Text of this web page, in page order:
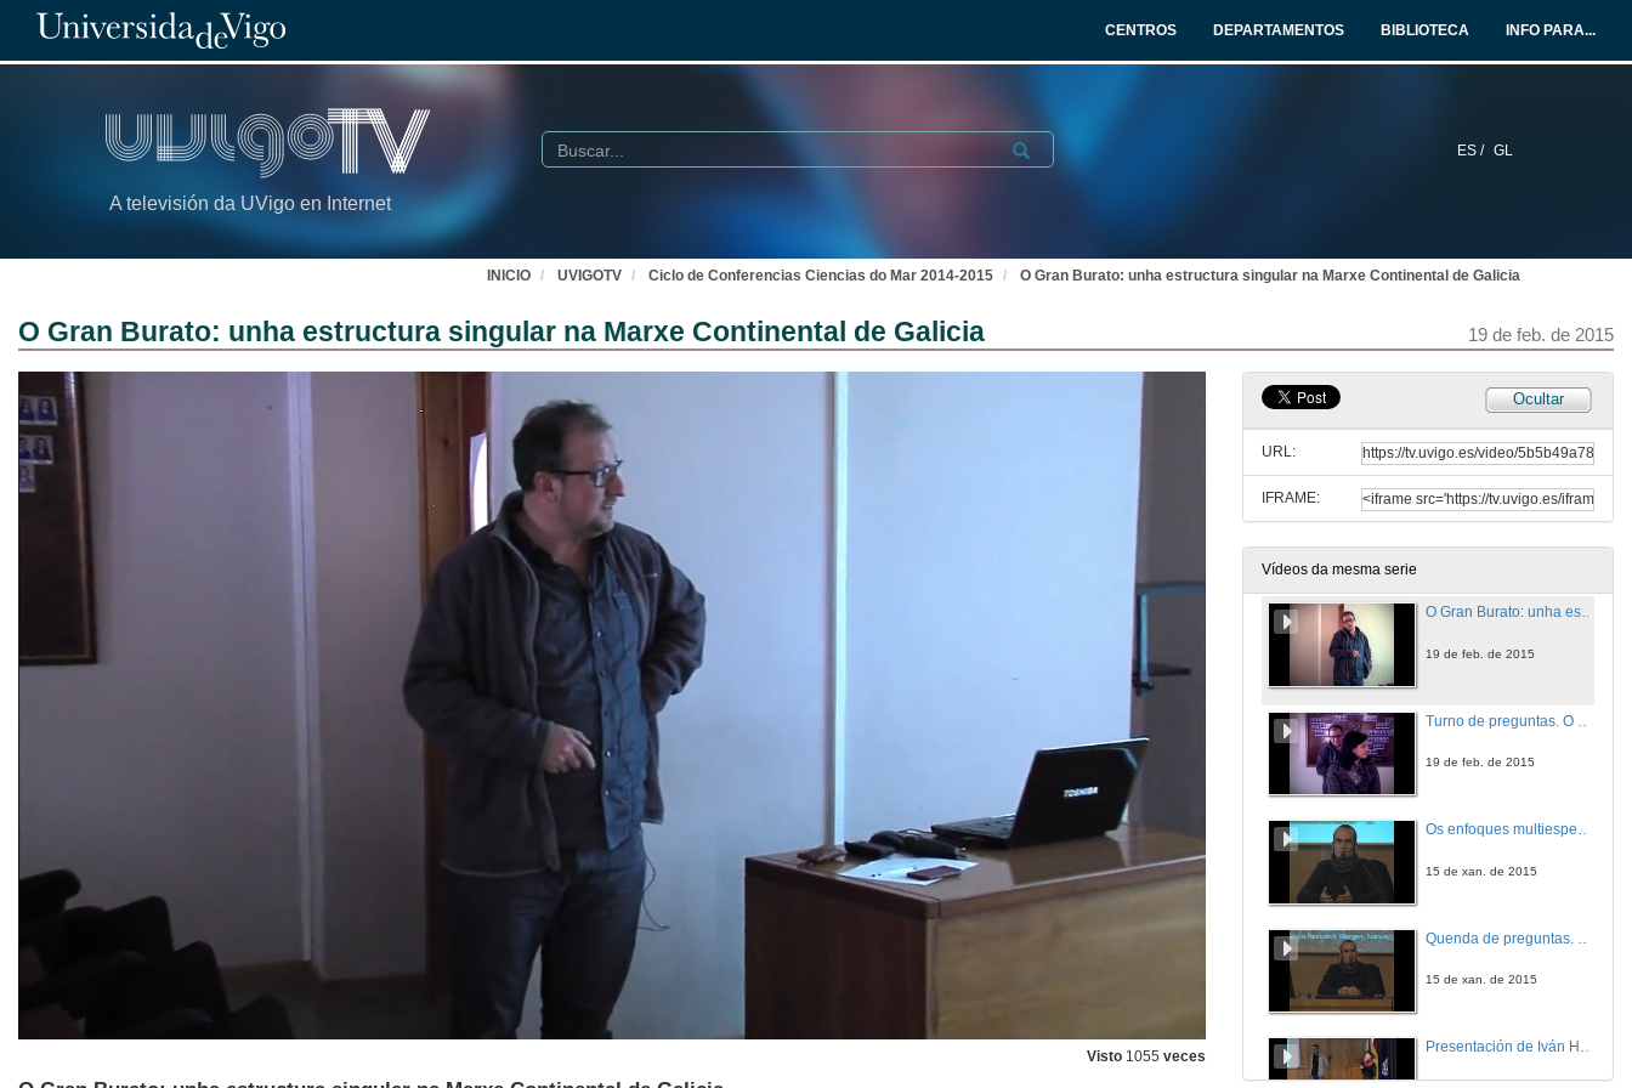
CENTROS DEPARTAMENTOS BIBLIOTECA INFO PARA...
A televisión da UVigo en Internet
ES / GL
Buscar Submit
INICIO UVIGOTV Ciclo de Conferencias Ciencias do Mar 2014-2015 O Gran Burato: unha estructura singular na Marxe Continental de Galicia
O Gran Burato: unha estructura singular na Marxe Continental de Galicia 19 de feb. de 2015
Visto 1055 veces
Ocultar
URL:
IFRAME:
Vídeos da mesma serie
Distribución dos anfibios e réptiles de Galicia. Quenda de preguntas
5 de mar. de 2015
Turno de preguntas. Líneas estratéxicas de investigación mariña en AZTI-Tecnalia (País Vasco)
Presentación de Daniel Rey
19 de feb. de 2015
O Gran Burato: unha estructura singular na Marxe Continental de Galicia
19 de feb. de 2015
19 de feb. de 2015
Os enfoques multiespecífico e ecosistémico á xestión dos recursos pesqueiros. O proxecto GADCAP na área NAFO
15 de xan. de 2015
15 de xan. de 2015
Presentación de Iván Hernández Almeida